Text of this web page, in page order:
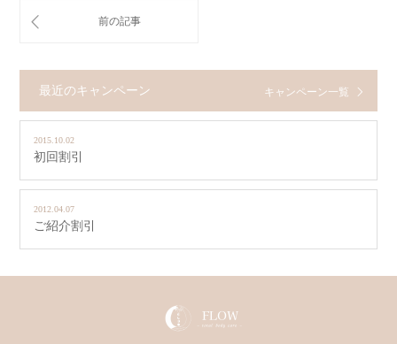
最近のキャンペーン キャンペーン一覧
2015.10.02
初回割引
2012.04.07
ご紹介割引